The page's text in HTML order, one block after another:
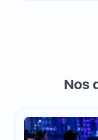
Nos